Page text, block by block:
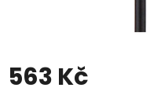
563 Kč